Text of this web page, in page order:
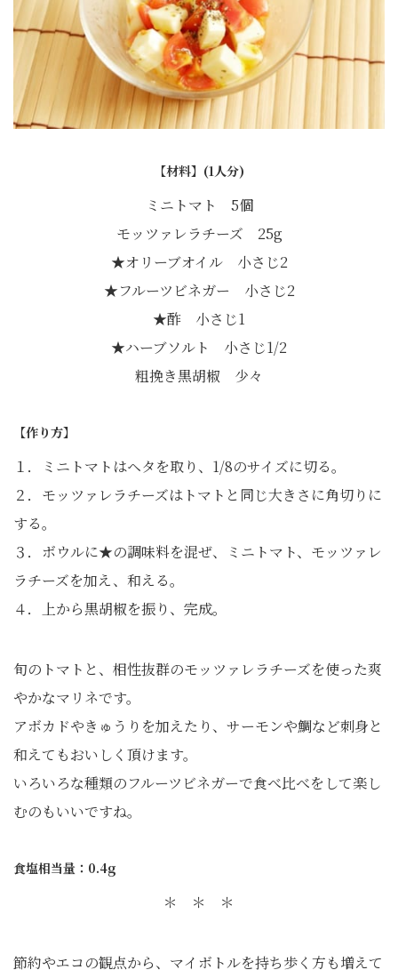
【材料】(1人分)
ミニトマト 5個
モッツァレラチーズ 25g
★オリーブオイル 小さじ2
★フルーツビネガー 小さじ2
★酢 小さじ1
★ハーブソルト 小さじ1/2
粗挽き黒胡椒 少々
【作り方】
１．ミニトマトはヘタを取り、1/8のサイズに切る。
２．モッツァレラチーズはトマトと同じ大きさに角切りに
する。
３．ボウルに★の調味料を混ぜ、ミニトマト、モッツァレ
ラチーズを加え、和える。
４．上から黒胡椒を振り、完成。
旬のトマトと、相性抜群のモッツァレラチーズを使った爽
やかなマリネです。
アボカドやきゅうりを加えたり、サーモンや鯛など刺身と
和えてもおいしく頂けます。
いろいろな種類のフルーツビネガーで食べ比べをして楽し
むのもいいですね。
食塩相当量：0.4g
＊ ＊ ＊
節約やエコの観点から、マイボトルを持ち歩く方も増えて